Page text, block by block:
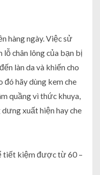
hàng ngày. Việc sử
chân lông của bạn bị
làn da và khiến cho
đó hãy dùng kem che
quầng vì thức khuya,
xuất hiện hay che
tiết kiệm được từ 60 –